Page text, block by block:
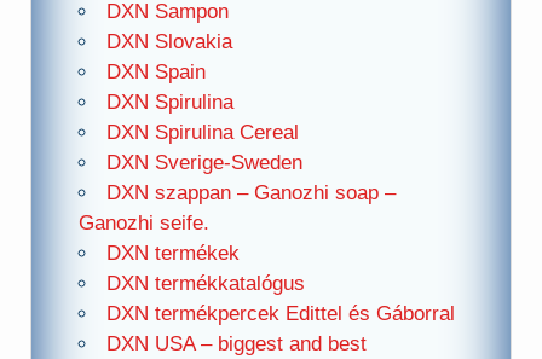
DXN Sampon
DXN Slovakia
DXN Spain
DXN Spirulina
DXN Spirulina Cereal
DXN Sverige-Sweden
DXN szappan – Ganozhi soap –
Ganozhi seife.
DXN termékek
DXN termékkatalógus
DXN termékpercek Edittel és Gáborral
DXN USA – biggest and best